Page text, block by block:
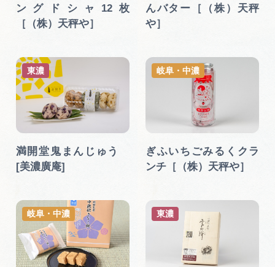
ングドシャ12枚
［（株）天秤や］
んバター［（株）天秤
や］
満開堂鬼まんじゅう
[美濃廣庵]
東濃
ぎふいちごみるくクラ
ンチ［（株）天秤や］
岐阜・中濃
岐阜・中濃 東濃